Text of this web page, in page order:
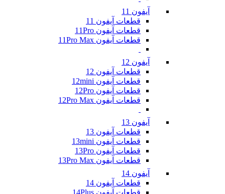
آیفون 11
قطعات آیفون 11
قطعات آیفون 11Pro
قطعات آیفون 11Pro Max
آیفون 12
قطعات آیفون 12
قطعات آیفون 12mini
قطعات آیفون 12Pro
قطعات آیفون 12Pro Max
آیفون 13
قطعات آیفون 13
قطعات آیفون 13mini
قطعات آیفون 13Pro
قطعات آیفون 13Pro Max
آیفون 14
قطعات آیفون 14